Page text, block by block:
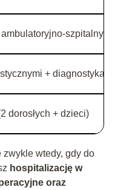
+ diagnostyka
dorosłych + dzieci)
wtedy, gdy do
hospitalizację w
oraz